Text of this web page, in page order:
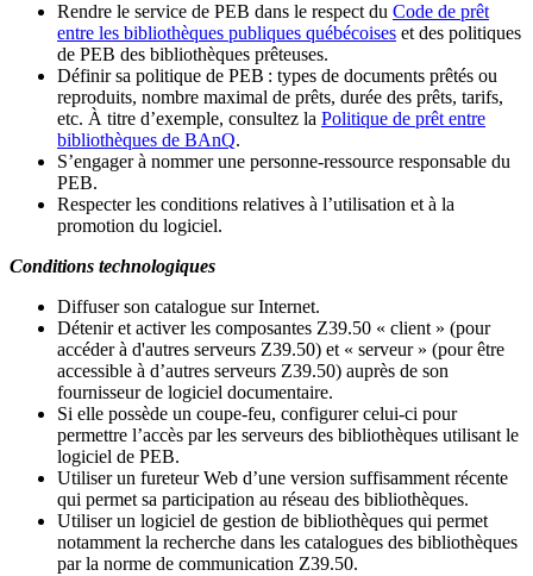
Rendre le service de PEB dans le respect du Code de prêt
entre les bibliothèques publiques québécoises et des politiques
de PEB des bibliothèques prêteuses.
Définir sa politique de PEB : types de documents prêtés ou
reproduits, nombre maximal de prêts, durée des prêts, tarifs,
etc. À titre d’exemple, consultez la Politique de prêt entre
bibliothèques de BAnQ.
S’engager à nommer une personne-ressource responsable du
PEB.
Respecter les conditions relatives à l’utilisation et à la
promotion du logiciel.
Conditions technologiques
Diffuser son catalogue sur Internet.
Détenir et activer les composantes Z39.50 « client » (pour
accéder à d'autres serveurs Z39.50) et « serveur » (pour être
accessible à d’autres serveurs Z39.50) auprès de son
fournisseur de logiciel documentaire.
Si elle possède un coupe-feu, configurer celui-ci pour
permettre l’accès par les serveurs des bibliothèques utilisant le
logiciel de PEB.
Utiliser un fureteur Web d’une version suffisamment récente
qui permet sa participation au réseau des bibliothèques.
Utiliser un logiciel de gestion de bibliothèques qui permet
notamment la recherche dans les catalogues des bibliothèques
par la norme de communication Z39.50.